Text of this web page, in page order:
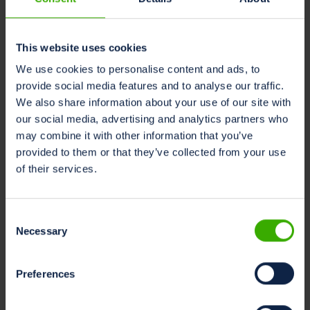
This website uses cookies
We use cookies to personalise content and ads, to
provide social media features and to analyse our traffic.
We also share information about your use of our site with
our social media, advertising and analytics partners who
may combine it with other information that you’ve
provided to them or that they’ve collected from your use
of their services.
Selection
Necessary
Preferences
produttività in agricoltura, compresa
processo decisionale informato.
Riduce al minimo gli sprechi e l’impatto
ambientale grazie a tecniche di agricoltura di
precisione.
Semplifica le operazioni dell’azienda agricola
Consente la collaborazione e l’innovazione in